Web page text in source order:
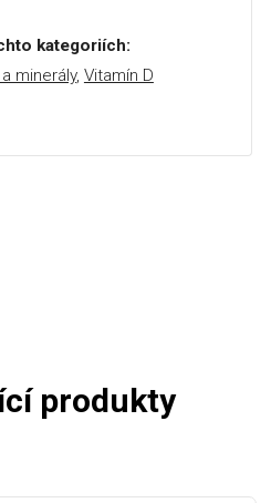
kategoriích:
minerály, Vitamín D
produkty